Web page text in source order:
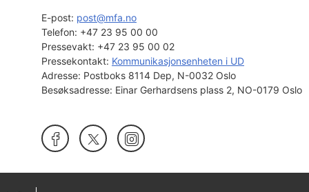
E-post: post@mfa.no
Telefon: +47 23 95 00 00
Pressevakt: +47 23 95 00 02
Pressekontakt: Kommunikasjonsenheten i UD
Adresse: Postboks 8114 Dep, N-0032 Oslo
Besøksadresse: Einar Gerhardsens plass 2, NO-0179 Oslo
Regjeringen
på
Facebook
X/Twitter
på